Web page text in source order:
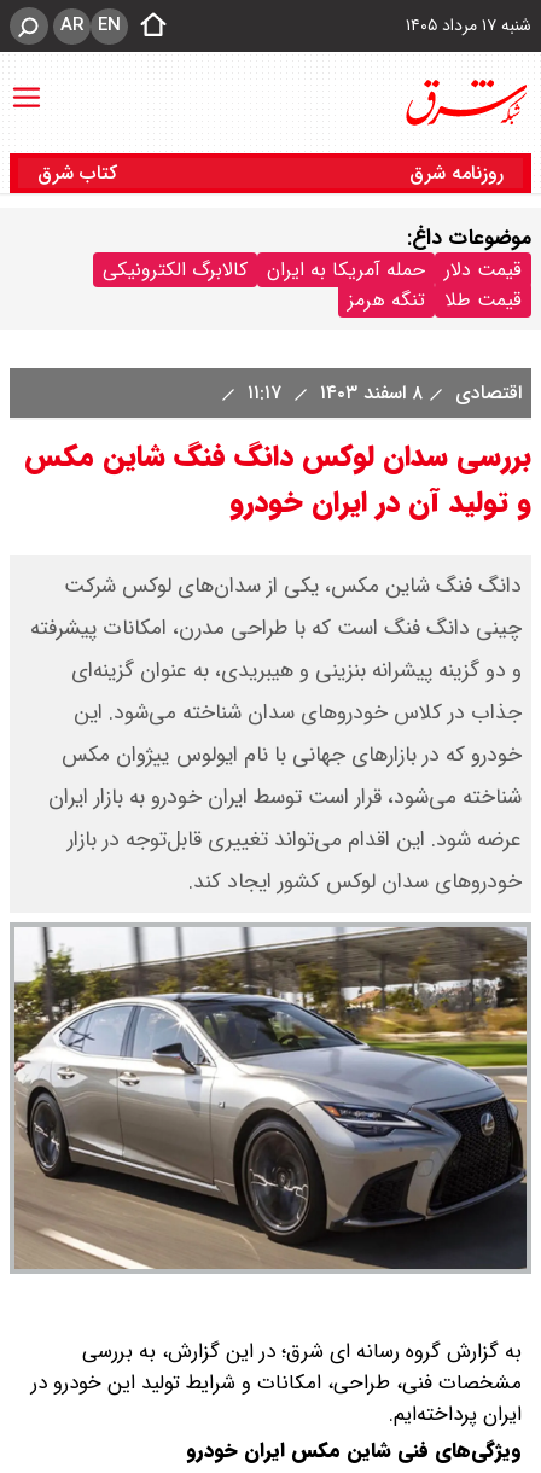
شنبه ۱۷ مرداد ۱۴۰۵ EN
AR
روزنامه شرق کتاب شرق
موضوعات داغ:
قیمت دلار حمله آمریکا به ایران
کالابرگ الکترونیکی
قیمت طلا
تنگه هرمز
اقتصادی ۸ اسفند ۱۴۰۳
بررسی سدان لوکس دانگ فنگ شاین مکس
و تولید آن در ایران خودرو
دانگ فنگ شاین مکس، یکی از سدان‌های لوکس شرکت
چینی دانگ فنگ است که با طراحی مدرن، امکانات پیشرفته
و دو گزینه پیشرانه بنزینی و هیبریدی، به عنوان گزینه‌ای
جذاب در کلاس خودروهای سدان شناخته می‌شود. این
خودرو که در بازارهای جهانی با نام ایولوس ییژوان مکس
شناخته می‌شود، قرار است توسط ایران خودرو به بازار ایران
عرضه شود. این اقدام می‌تواند تغییری قابل‌توجه در بازار
خودروهای سدان لوکس کشور ایجاد کند.
به گزارش گروه رسانه ای شرق؛ در این گزارش، به بررسی
مشخصات فنی، طراحی، امکانات و شرایط تولید این خودرو در
ایران پرداخته‌ایم.
ویژگی‌های فنی شاین مکس ایران خودرو